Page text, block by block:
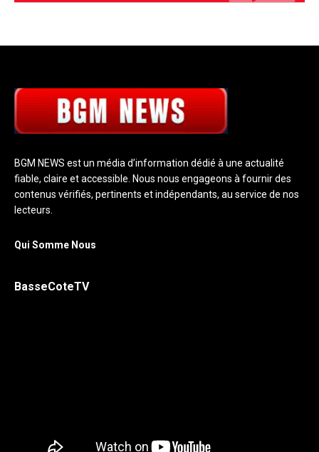
BGM NEWS est un média d’information dédié à une actualité
fiable, claire et accessible. Nous nous engageons à fournir des
contenus vérifiés, pertinents et indépendants, au service de nos
lecteurs.
Qui Somme Nous
BasseCoteTV